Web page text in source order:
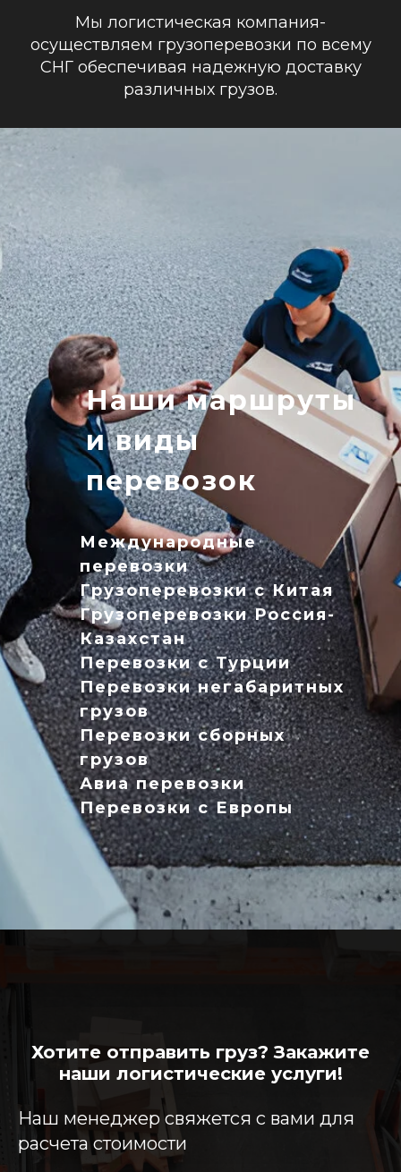
Мы логистическая компания-
осуществляем грузоперевозки по всему
СНГ обеспечивая надежную доставку
различных грузов.
Наши маршруты
и виды
перевозок
Международные
перевозки
Грузоперевозки с Китая
Грузоперевозки Россия-
Казахстан
Перевозки с Турции
Перевозки негабаритных
грузов
Перевозки сборных
грузов
Авиа перевозки
Перевозки с Европы
Хотите отправить груз? Закажите
наши логистические услуги!
Наш менеджер свяжется с вами для
расчета стоимости